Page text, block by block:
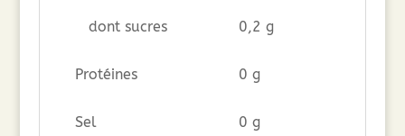
dont sucres 0,2 g
Protéines 0 g
Sel 0 g